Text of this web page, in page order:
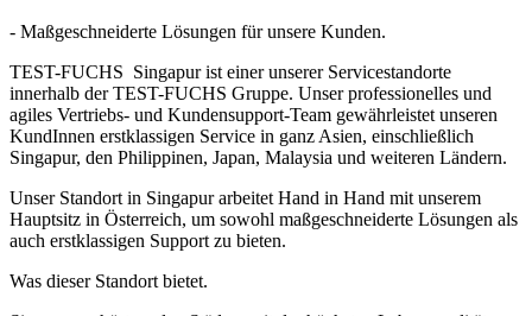
- Maßgeschneiderte Lösungen für unsere Kunden.
TEST-FUCHS Singapur ist einer unserer Servicestandorte
innerhalb der TEST-FUCHS Gruppe. Unser professionelles und
agiles Vertriebs- und Kundensupport-Team gewährleistet unseren
KundInnen erstklassigen Service in ganz Asien, einschließlich
Singapur, den Philippinen, Japan, Malaysia und weiteren Ländern.
Unser Standort in Singapur arbeitet Hand in Hand mit unserem
Hauptsitz in Österreich, um sowohl maßgeschneiderte Lösungen als
auch erstklassigen Support zu bieten.
Was dieser Standort bietet.